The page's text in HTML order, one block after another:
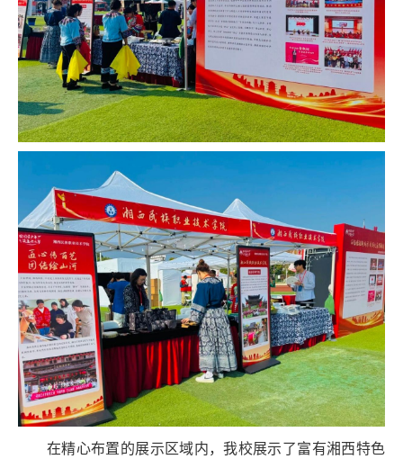
在精心布置的展示区域内，我校展示了富有湘西特色